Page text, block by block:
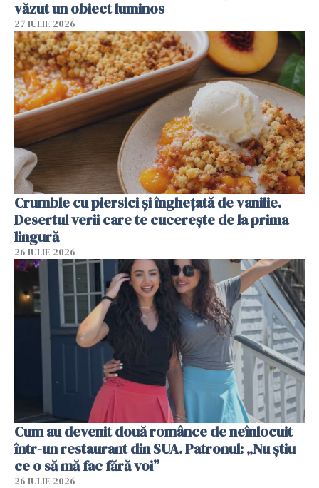
văzut un obiect luminos
27 IULIE 2026
Crumble cu piersici și înghețată de vanilie.
Desertul verii care te cucerește de la prima
lingură
26 IULIE 2026
Cum au devenit două românce de neînlocuit
într-un restaurant din SUA. Patronul: „Nu știu
ce o să mă fac fără voi”
26 IULIE 2026